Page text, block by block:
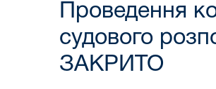
Проведення
судового
ЗАКРИТО